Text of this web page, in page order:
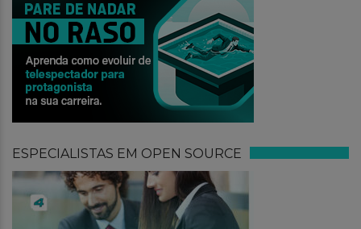
ESPECIALISTAS EM OPEN SOURCE